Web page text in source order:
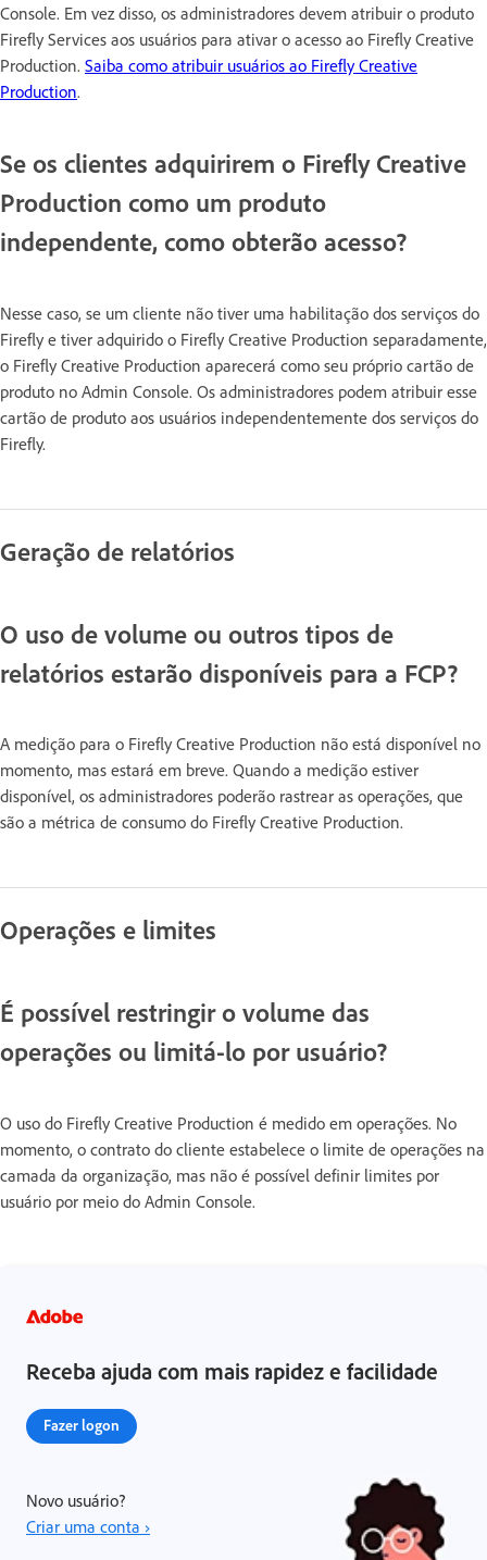
Console. Em vez disso, os administradores devem atribuir o produto
Firefly Services aos usuários para ativar o acesso ao Firefly Creative
Production. Saiba como atribuir usuários ao Firefly Creative
Production.
Se os clientes adquirirem o Firefly Creative
Production como um produto
independente, como obterão acesso?
Nesse caso, se um cliente não tiver uma habilitação dos serviços do
Firefly e tiver adquirido o Firefly Creative Production separadamente,
o Firefly Creative Production aparecerá como seu próprio cartão de
produto no Admin Console. Os administradores podem atribuir esse
cartão de produto aos usuários independentemente dos serviços do
Firefly.
Geração de relatórios
O uso de volume ou outros tipos de
relatórios estarão disponíveis para a FCP?
A medição para o Firefly Creative Production não está disponível no
momento, mas estará em breve. Quando a medição estiver
disponível, os administradores poderão rastrear as operações, que
são a métrica de consumo do Firefly Creative Production.
Operações e limites
É possível restringir o volume das
operações ou limitá-lo por usuário?
O uso do Firefly Creative Production é medido em operações. No
momento, o contrato do cliente estabelece o limite de operações na
camada da organização, mas não é possível definir limites por
usuário por meio do Admin Console.
Receba ajuda com mais rapidez e facilidade
Fazer logon
Novo usuário?
Criar uma conta ›